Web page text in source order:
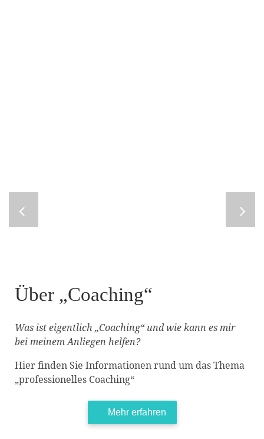
Über „Coaching“
Was ist eigentlich „Coaching“ und wie kann es mir
bei meinem Anliegen helfen?
Hier finden Sie Informationen rund um das Thema
„professionelles Coaching“
Mehr erfahren